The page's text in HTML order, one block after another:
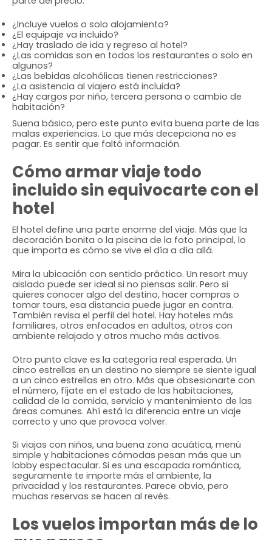
¿Incluye vuelos o solo alojamiento?
¿El equipaje va incluido?
¿Hay traslado de ida y regreso al hotel?
¿Las comidas son en todos los restaurantes o solo en
algunos?
¿Las bebidas alcohólicas tienen restricciones?
¿La asistencia al viajero está incluida?
¿Hay cargos por niño, tercera persona o cambio de
habitación?
Suena básico, pero este punto evita buena parte de las
malas experiencias. Lo que más decepciona no es
pagar. Es sentir que faltó información.
Cómo armar viaje todo
incluido sin equivocarte con el
hotel
El hotel define una parte enorme del viaje. Más que la
decoración bonita o la piscina de la foto principal, lo
que importa es cómo se vive el día a día allá.
Mira la ubicación con sentido práctico. Un resort muy
aislado puede ser ideal si no piensas salir. Pero si
quieres conocer algo del destino, hacer compras o
tomar tours, esa distancia puede jugar en contra.
También revisa el perfil del hotel. Hay hoteles más
familiares, otros enfocados en adultos, otros con
ambiente relajado y otros mucho más activos.
Otro punto clave es la categoría real esperada. Un
cinco estrellas en un destino no siempre se siente igual
a un cinco estrellas en otro. Más que obsesionarte con
el número, fíjate en el estado de las habitaciones,
calidad de la comida, servicio y mantenimiento de las
áreas comunes. Ahí está la diferencia entre un viaje
correcto y uno que provoca volver.
Si viajas con niños, una buena zona acuática, menú
simple y habitaciones cómodas pesan más que un
lobby espectacular. Si es una escapada romántica,
seguramente te importe más el ambiente, la
privacidad y los restaurantes. Parece obvio, pero
muchas reservas se hacen al revés.
Los vuelos importan más de lo